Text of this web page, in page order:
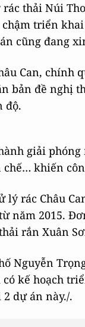
thải Núi
triển
cũng đang
Can, chính
bản đề nghị
độ.
giải
khiến
rác Châu
năm 2015.
rắn Xuân
Nguyễn
kế hoạch
dự án này./.